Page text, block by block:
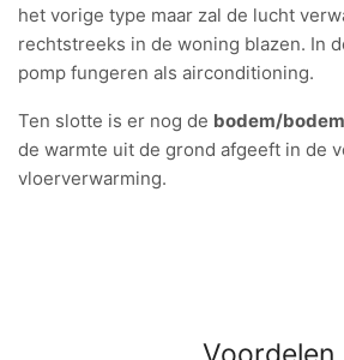
het vorige type maar zal de lucht
rechtstreeks in de woning blazen. In
pomp fungeren als airconditioning.
Ten slotte is er nog de bodem/
de warmte uit de grond afgeeft in de
vloerverwarming.